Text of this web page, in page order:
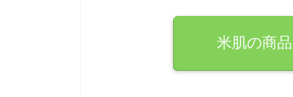
米肌の商